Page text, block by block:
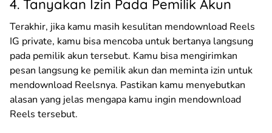
4. Tanyakan Izin Pada Pemilik Akun
Terakhir, jika kamu masih kesulitan mendownload Reels
IG private, kamu bisa mencoba untuk bertanya langsung
pada pemilik akun tersebut. Kamu bisa mengirimkan
pesan langsung ke pemilik akun dan meminta izin untuk
mendownload Reelsnya. Pastikan kamu menyebutkan
alasan yang jelas mengapa kamu ingin mendownload
Reels tersebut.